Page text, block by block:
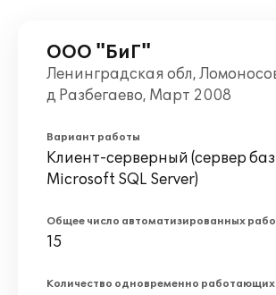
ООО "БиГ"
Ленинградская обл,
д Разбегаево, Март 2008
Вариант работы
Клиент-серверный (сервер
Microsoft SQL Server)
Общее число автоматизированных
15
Количество одновременно работающих